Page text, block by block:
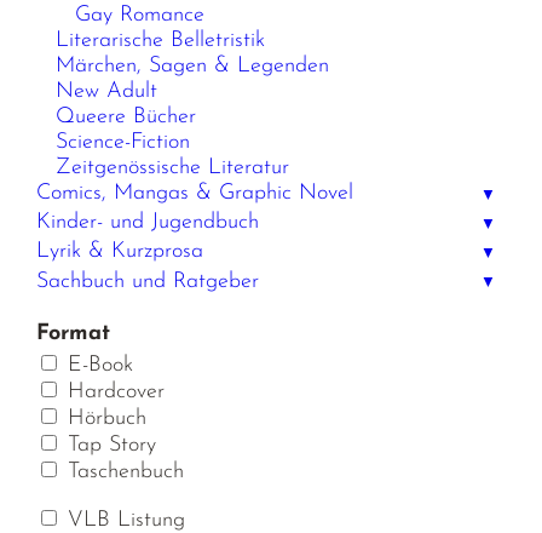
Gay Romance
Literarische Belletristik
Märchen, Sagen & Legenden
New Adult
Queere Bücher
Science-Fiction
Zeitgenössische Literatur
Comics, Mangas & Graphic Novel
▼
Kinder- und Jugendbuch ▼
Lyrik & Kurzprosa ▼
Sachbuch und Ratgeber ▼
Format
E-Book
Hardcover
Hörbuch
Tap Story
Taschenbuch
VLB Listung